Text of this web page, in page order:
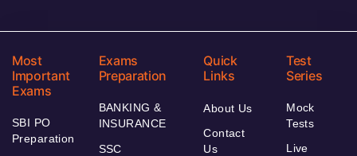
Most
Important
Exams
SBI PO
Preparation
Exams
Preparation
BANKING &
INSURANCE
SSC
Quick
Links
About Us
Contact
Us
Test
Series
Mock
Tests
Live